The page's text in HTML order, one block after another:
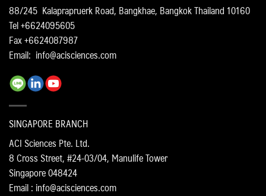
88/245 Kalaprapruerk Road, Bangkhae, Bangkok Thailand 10160
Tel +6624095605
Fax +6624087987
Email: info@acisciences.com
SINGAPORE BRANCH
ACI Sciences Pte. Ltd.
8 Cross Street, #24-03/04, Manulife Tower
Singapore 048424
Email : info@acisciences.com